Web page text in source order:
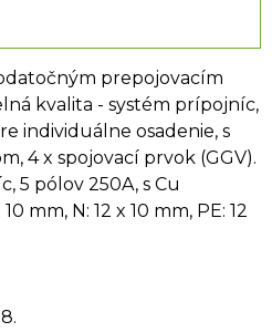
prepojovacím
kvalita - systém prípojníc,
individuálne osadenie, s
4 x spojovací prvok (GGV).
5 pólov 250A, s Cu
10 mm, N: 12 x 10 mm, PE: 12